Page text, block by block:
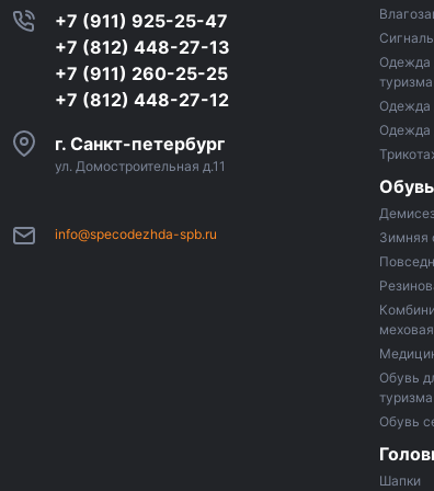
+7 (911) 925-25-47
+7 (812) 448-27-13
+7 (911) 260-25-25
+7 (812) 448-27-12
г. Санкт-петербург
ул. Домостроительная д.11
info@specodezhda-spb.ru
Одежда
туризма
Одежда
Одежда
Обувь
Зимняя
Обувь
туризма
Обувь
Шапки